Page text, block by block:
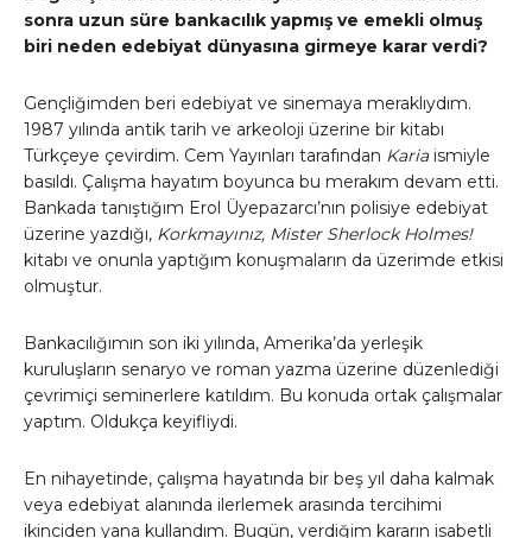
sonra uzun süre bankacılık yapmış ve emekli olmuş
biri neden edebiyat dünyasına girmeye karar verdi?
Gençliğimden beri edebiyat ve sinemaya meraklıydım.
1987 yılında antik tarih ve arkeoloji üzerine bir kitabı
Türkçeye çevirdim. Cem Yayınları tarafından Kariaismiyle
basıldı. Çalışma hayatım boyunca bu merakım devam etti.
Bankada tanıştığım Erol Üyepazarcı’nın polisiye edebiyat
üzerine yazdığı, Korkmayınız, Mister Sherlock Holmes!
kitabı ve onunla yaptığım konuşmaların da üzerimde etkisi
olmuştur.
Bankacılığımın son iki yılında, Amerika’da yerleşik
kuruluşların senaryo ve roman yazma üzerine düzenlediği
çevrimiçi seminerlere katıldım. Bu konuda ortak çalışmalar
yaptım. Oldukça keyifliydi.
En nihayetinde, çalışma hayatında bir beş yıl daha kalmak
veya edebiyat alanında ilerlemek arasında tercihimi
ikinciden yana kullandım. Bugün, verdiğim kararın isabetli